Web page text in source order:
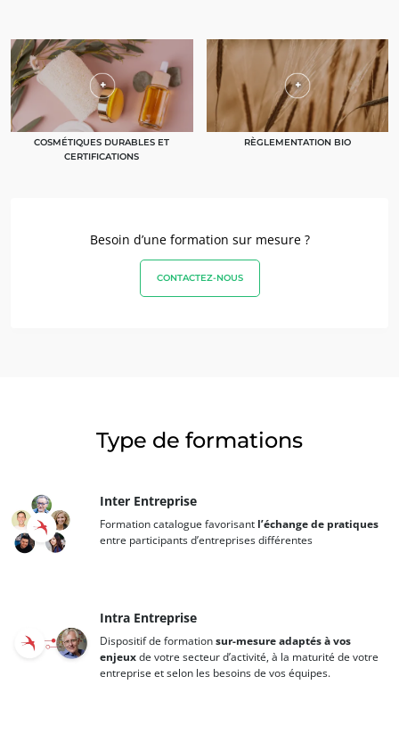
NOS SECTEURS D'ACTIVITÉ
Agroalimentaire
Bois et forêt
Produits de la maison
Matériaux durables
COSMÉTIQUES DURABLES ET
CERTIFICATIONS
RÈGLEMENTATION BIO
Besoin d’une formation sur mesure ?
CONTACTEZ-NOUS
Type de formations
Inter Entreprise
Formation catalogue favorisant l’échange de pratiques
entre participants d’entreprises différentes
Intra Entreprise
Dispositif de formationsur-mesure adaptés à vos
enjeuxde votre secteur d’activité, à la maturité de votre
entreprise et selon les besoins de vos équipes.​